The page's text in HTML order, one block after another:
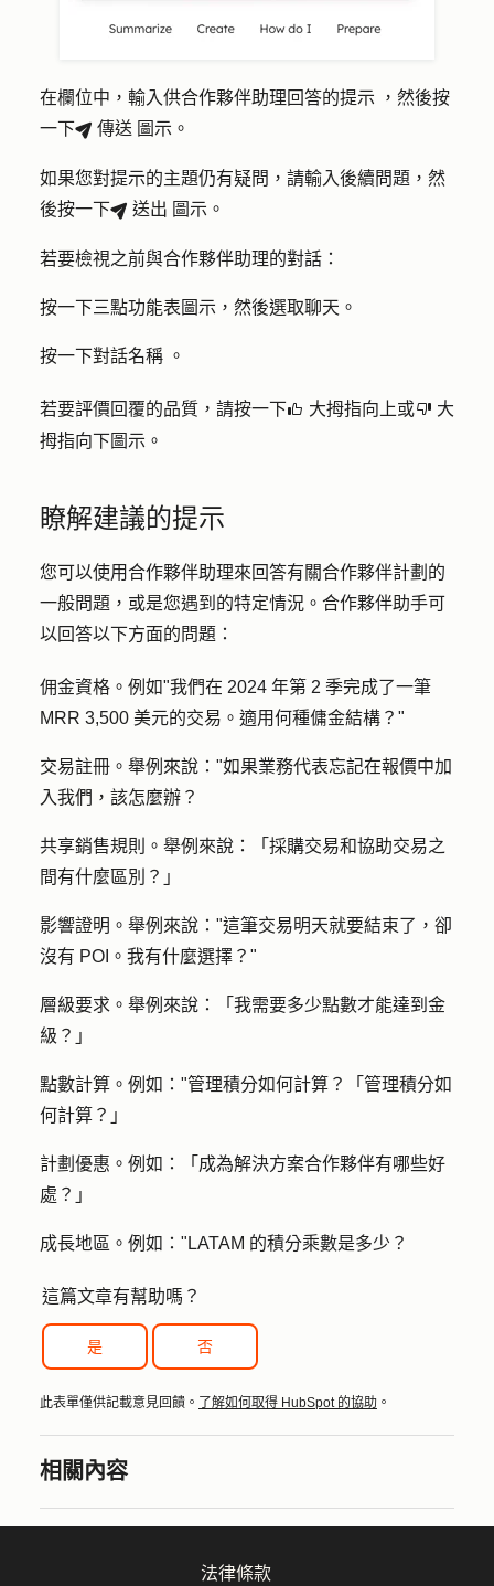
在欄位中，輸入供合作夥伴助理回答的提示
，然後按
一下breezeSend 傳送 圖示 。
如果您對提示的主題仍有疑問，請輸入後續問題 ，然
後按一下breezeSend 送出 圖示 。
若要檢視之前與合作夥伴助理的對話：
按一下三點功能表圖示 ，然後選取聊天 。
按一下對話名稱 。
若要評價回覆的品質，請按一下thumbsUp 大拇指向上或thumbsDown 大
拇指向下圖示 。
瞭解建議的提示
您可以使用合作夥伴助理來回答有關合作夥伴計劃的
一般問題，或是您遇到的特定情況。合作夥伴助手可
以回答以下方面的問題：
佣金資格 。例如"我們在 2024 年第 2 季完成了一筆
MRR 3,500 美元的交易。適用何種傭金結構？"
交易註冊。 舉例來說："如果業務代表忘記在報價中加
入我們，該怎麼辦？
共享銷售規則 。舉例來說：「採購交易和協助交易之
間有什麼區別？」
影響證明 。舉例來說："這筆交易明天就要結束了，卻
沒有 POI。我有什麼選擇？"
層級要求 。舉例來說：「我需要多少點數才能達到金
級？」
點數計算 。例如："管理積分如何計算？「管理積分如
何計算？」
計劃優惠 。例如：「成為解決方案合作夥伴有哪些好
處？」
成長地區。 例如："LATAM 的積分乘數是多少？
這篇文章有幫助嗎？
是 否
此表單僅供記載意見回饋。 了解如何取得 HubSpot 的協助 。
相關內容
法律條款